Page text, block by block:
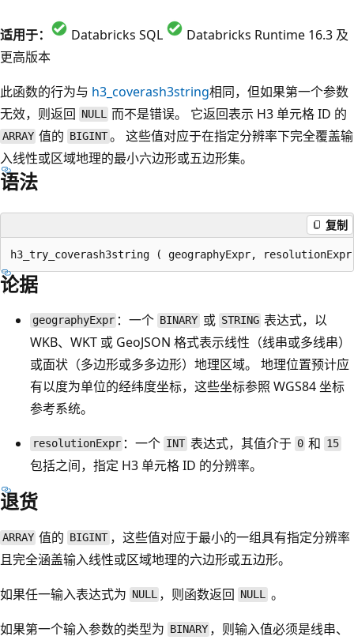
适用于： Databricks SQL
Databricks Runtime 16.3 及
更高版本
此函数的行为与 h3_coverash3string相同，但如果第一个参数
无效，则返回 NULL 而不是错误。 它返回表示 H3 单元格 ID 的
ARRAY 值的 BIGINT。 这些值对应于在指定分辨率下完全覆盖输
入线性或区域地理的最小六边形或五边形集。
语法
复制
论据
geographyExpr ：一个 BINARY 或 STRING 表达式，以
WKB、WKT 或 GeoJSON 格式表示线性（线串或多线串）
或面状（多边形或多多边形）地理区域。 地理位置预计应
有以度为单位的经纬度坐标，这些坐标参照 WGS84 坐标
参考系统。
resolutionExpr ：一个 INT表达式，其值介于 0 和 15
包括之间，指定 H3 单元格 ID 的分辨率。
退货
ARRAY 值的 BIGINT ，这些值对应于最小的一组具有指定分辨率
且完全涵盖输入线性或区域地理的六边形或五边形。
如果任一输入表达式为 NULL ，则函数返回 NULL。
如果第一个输入参数的类型为 BINARY ，则输入值必须是线串、